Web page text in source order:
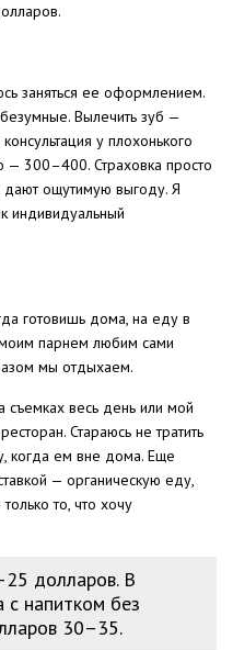
заняться ее оформлением.
Вылечить зуб —
у плохонького
300–400. Страховка просто
ощутимую выгоду. Я
индивидуальный
готовишь дома, на еду в
парнем любим сами
мы отдыхаем.
съемках весь день или мой
Стараюсь не тратить
когда ем вне дома. Еще
— органическую еду,
то, что хочу
долларов. В
напитком без
30–35.